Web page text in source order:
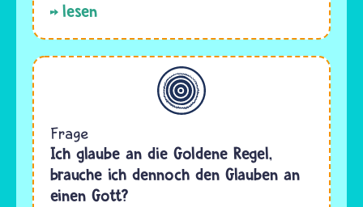
lesen
Allgemein
Frage
Ich glaube an die Goldene Regel,
brauche ich dennoch den Glauben an
einen Gott?